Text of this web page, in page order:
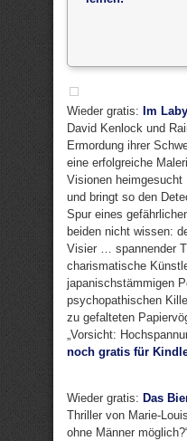
Wieder gratis: Im
David Kenlock und
Ermordung ihrer
eine erfolgreiche
Visionen
und bringt so den
Spur eines
beiden nicht wissen:
Visier … spannender
charismatische
japanischstämmigen
psychopathischen
zu gefalteten
„Vorsicht:
noch gratis für
Wieder gratis: Das
Thriller von Marie-
ohne Männer